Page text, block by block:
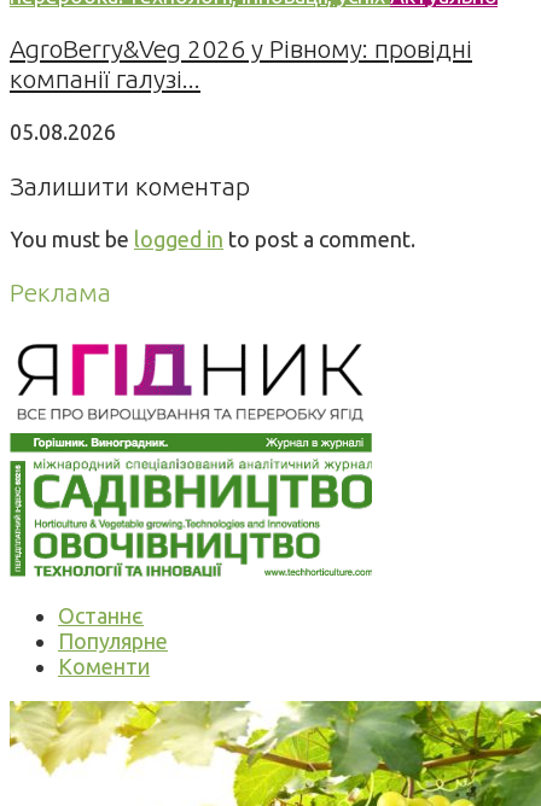
AgroBerry&Veg 2026 у Рівному: провідні
компанії галузі...
05.08.2026
Залишити коментар
You must be logged in to post a comment.
Реклама
Останнє
Популярне
Коменти